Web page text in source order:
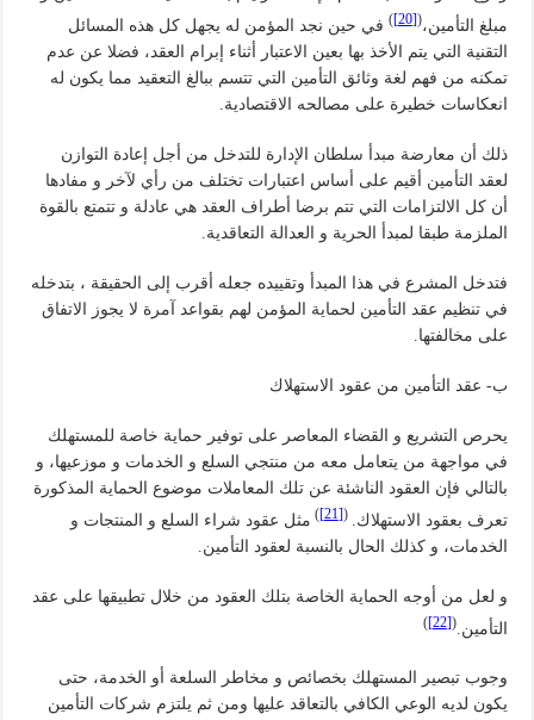
مبلغ التأمين،(
[20]
) في حين نجد المؤمن له يجهل كل هذه المسائل
التقنية التي يتم الأخذ بها بعين الاعتبار أثناء إبرام العقد، فضلا عن عدم
تمكنه من فهم لغة وثائق التأمين التي تتسم ببالغ التعقيد مما يكون له
انعكاسات خطيرة على مصالحه الاقتصادية.
ذلك أن معارضة مبدأ سلطان الإدارة للتدخل من أجل إعادة التوازن
لعقد التأمين أقيم على أساس اعتبارات تختلف من رأي لآخر و مفادها
أن كل الالتزامات التي تتم برضا أطراف العقد هي عادلة و تتمتع بالقوة
الملزمة طبقا لمبدأ الحرية و العدالة التعاقدية.
فتدخل المشرع في هذا المبدأ وتقييده جعله أقرب إلى الحقيقة ، بتدخله
في تنظيم عقد التأمين لحماية المؤمن لهم بقواعد آمرة لا يجوز الاتفاق
على مخالفتها.
ب- عقد التأمين من عقود الاستهلاك
يحرص التشريع و القضاء المعاصر على توفير حماية خاصة للمستهلك
في مواجهة من يتعامل معه من منتجي السلع و الخدمات و موزعيها، و
بالتالي فإن العقود الناشئة عن تلك المعاملات موضوع الحماية المذكورة
تعرف بعقود الاستهلاك.
(
[21]
) مثل عقود شراء السلع و المنتجات و
الخدمات، و كذلك الحال بالنسبة لعقود التأمين.
و لعل من أوجه الحماية الخاصة بتلك العقود من خلال تطبيقها على عقد
التأمين.(
[22]
)
وجوب تبصير المستهلك بخصائص و مخاطر السلعة أو الخدمة، حتى
يكون لديه الوعي الكافي بالتعاقد عليها ومن ثم يلتزم شركات التأمين